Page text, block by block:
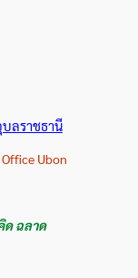
ลราชธานี
Ubon
ด ฉลาด